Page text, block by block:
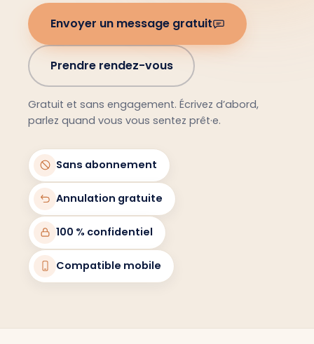
Envoyer un message gratuit
Prendre rendez-vous
Gratuit et sans engagement. Écrivez d’abord,
parlez quand vous vous sentez prêt·e.
Sans abonnement
Annulation gratuite
100 % confidentiel
Compatible mobile